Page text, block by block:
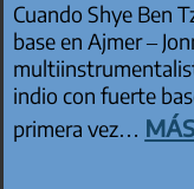
Cuando Shye Ben
base en Ajmer –
indio con fuerte
primera vez…